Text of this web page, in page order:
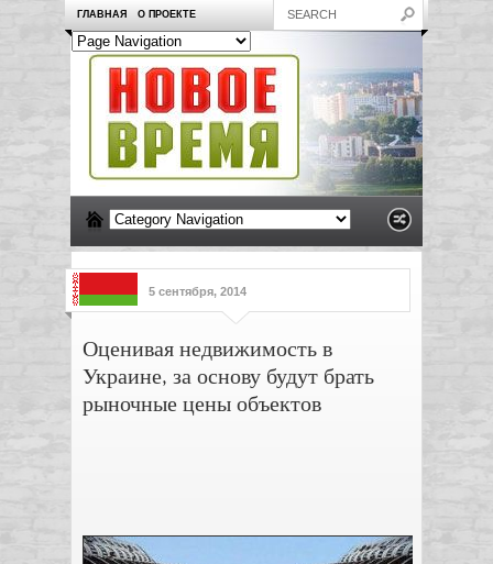
ГЛАВНАЯ О ПРОЕКТЕ
5 сентября, 2014
Оценивая недвижимость в
Украине, за основу будут брать
рыночные цены объектов